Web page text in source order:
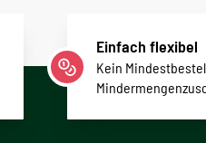
Einfach flexibel
Kein